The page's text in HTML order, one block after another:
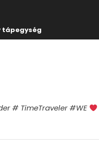
tápegység
# TimeTraveler #WE